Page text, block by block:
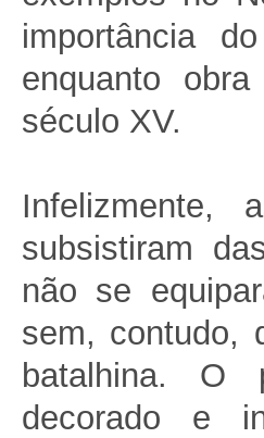
importância
enquanto
século XV.
Infelizmente,
subsistiram
não se
sem, contudo,
batalhina. O
decorado e